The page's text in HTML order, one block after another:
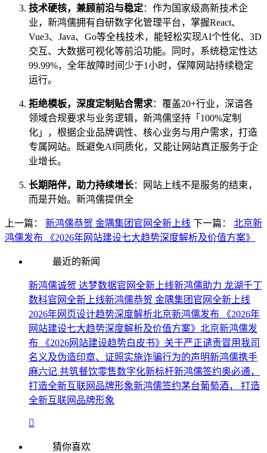
技术硬核，兼顾前沿与稳定：作为国家级高新技术企
业，新鸿儒拥有自研数字化管理平台，掌握React、
Vue3、Java、Go等全栈技术，能轻松实现AI个性化、3D
交互、大数据可视化等前沿功能。同时，系统稳定性达
99.99%，全年故障时间少于1小时，保障网站持续稳定
运行。
拒绝模板，深度定制贴合需求：覆盖20+行业，深谙各
领域合规要求与业务逻辑，新鸿儒坚持「100%定制
化」，根据企业品牌调性、核心业务与用户需求，打造
专属网站。既避免AI同质化，又能让网站真正服务于企
业增长。
长期陪伴，助力持续增长：网站上线不是服务的结束，
而是开始。新鸿儒提供全
上一篇： 新鸿儒恭贺 金隅集团官网全新上线 下一篇： 北京新
鸿儒发布 《2026年网站建设七大趋势深度解析及价值方案》
最近的新闻
新鸿儒诚贺 达梦数据官网全新上线新鸿儒助力 龙湖千丁
数科官网全新上线新鸿儒恭贺 金隅集团官网全新上线
2026年网页设计趋势深度解析北京新鸿儒发布 《2026年
网站建设七大趋势深度解析及价值方案》 北京新鸿儒发
布 《2026网站建设趋势白皮书》 关于严正谴责冒用我司
名义及伪造印章、证照实施诈骗行为的声明新鸿儒携手
麻六记 共筑餐饮零售数字化新标杆新鸿儒签约奥必通，
打造全新互联网品牌形象新鸿儒签约茅台葡萄酒， 打造
全新互联网品牌形象
猜你喜欢